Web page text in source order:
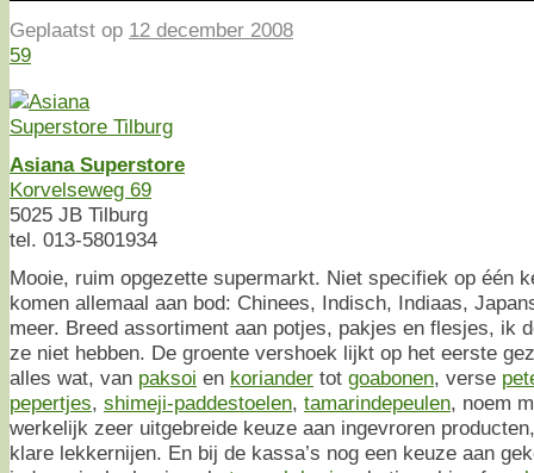
Geplaatst op 12 december 2008
59
Asiana Superstore
Korvelseweg 69
5025 JB Tilburg
tel. 013-5801934
Mooie, ruim opgezette supermarkt. Niet specifiek op één
komen allemaal aan bod: Chinees, Indisch, Indiaas,
meer. Breed assortiment aan potjes, pakjes en flesjes, ik
ze niet hebben. De groente vershoek lijkt op het eerste
alles wat, van paksoi en koriander tot goabonen, verse
pepertjes, shimeji-paddestoelen, tamarindepeulen, noem
werkelijk zeer uitgebreide keuze aan ingevroren
klare lekkernijen. En bij de kassa’s nog een keuze aan